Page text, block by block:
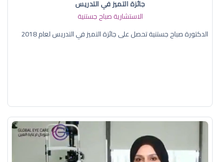
جائزة التميز في التدريس
الاستشارية صباح جستنية
الدكتورة صباح جستنية تحصل على جائزة التميز في التدريس لعام 2018